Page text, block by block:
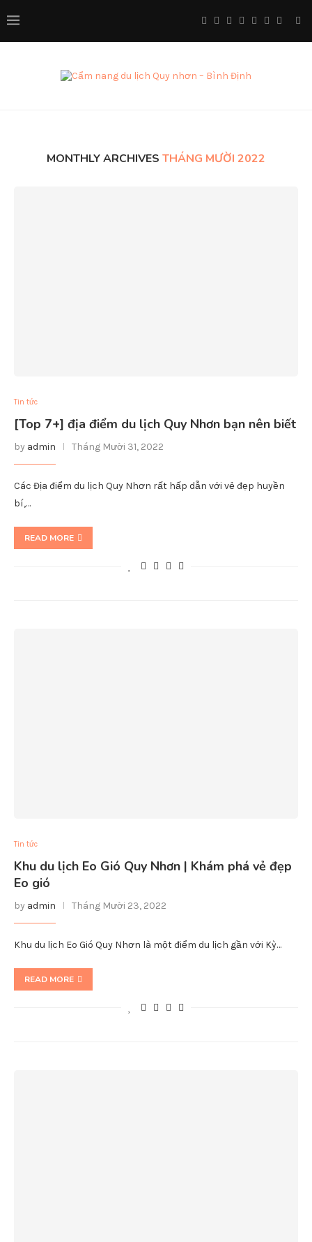
MONTHLY ARCHIVES THÁNG MƯỜI 2022
Tin tức
[Top 7+] địa điểm du lịch Quy Nhơn bạn nên biết
by admin Tháng Mười 31, 2022
Các Địa điểm du lịch Quy Nhơn rất hấp dẫn với vẻ đẹp huyền
bí,…
READ MORE
Tin tức
Khu du lịch Eo Gió Quy Nhơn | Khám phá vẻ đẹp
Eo gió
by admin Tháng Mười 23, 2022
Khu du lịch Eo Gió Quy Nhơn là một điểm du lịch gần với Kỳ…
READ MORE